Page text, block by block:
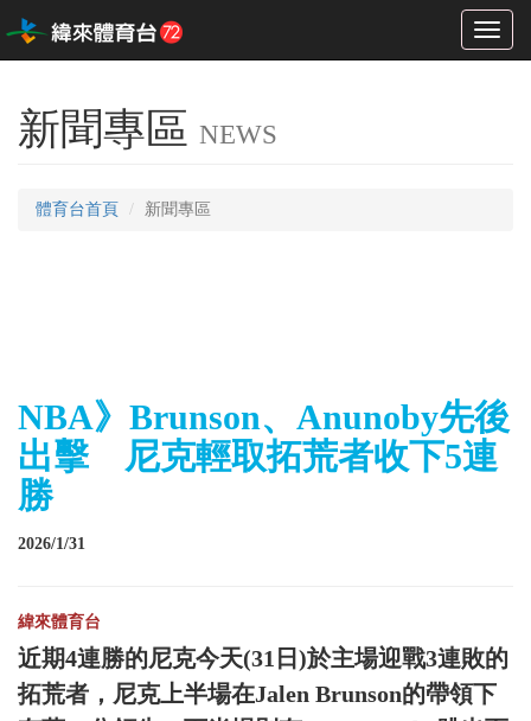
Toggle
新聞專區 NEWS
體育台首頁 新聞專區
NBA》Brunson、Anunoby先後
出擊 尼克輕取拓荒者收下5連
勝
2026/1/31
緯來體育台
近期4連勝的尼克今天(31日)於主場迎戰3連敗的
拓荒者，尼克上半場在Jalen Brunson的帶領下